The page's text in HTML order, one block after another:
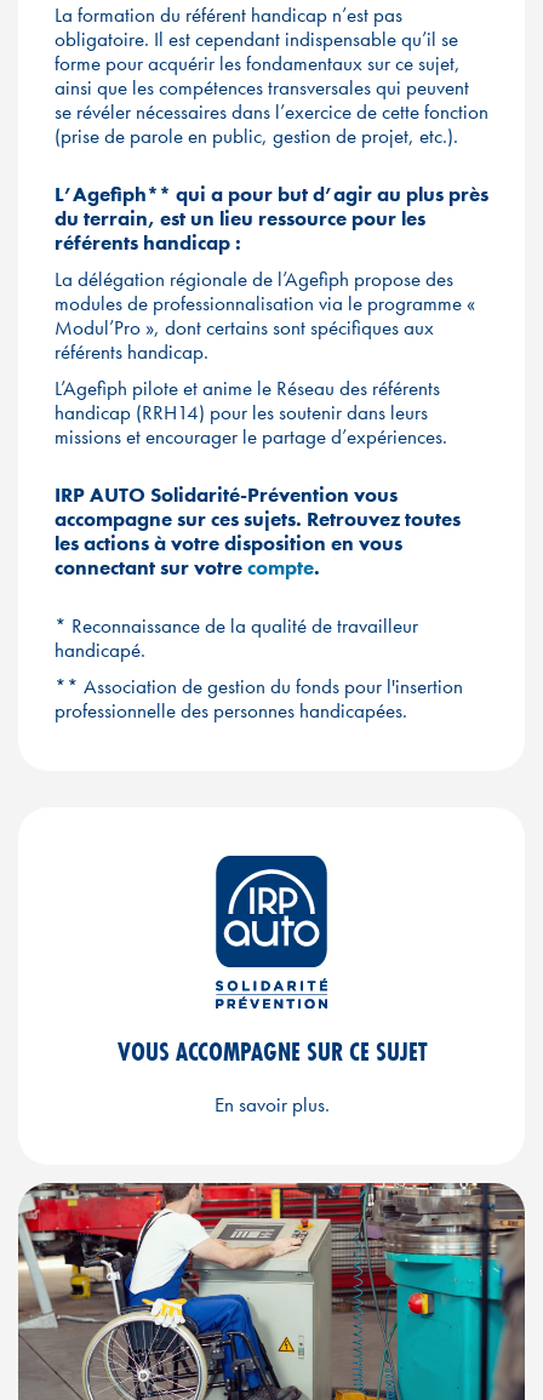
La formation du référent handicap n’est pas
obligatoire. Il est cependant indispensable qu’il se
forme pour acquérir les fondamentaux sur ce sujet,
ainsi que les compétences transversales qui peuvent
se révéler nécessaires dans l’exercice de cette fonction
(prise de parole en public, gestion de projet, etc.).
L’Agefiph** qui a pour but d’agir au plus près
du terrain, est un lieu ressource pour les
référents handicap :
La délégation régionale de l’Agefiph propose des
modules de professionnalisation via le programme «
Modul’Pro », dont certains sont spécifiques aux
référents handicap.
L’Agefiph pilote et anime le Réseau des référents
handicap (RRH14) pour les soutenir dans leurs
missions et encourager le partage d’expériences.
IRP AUTO Solidarité-Prévention vous
accompagne sur ces sujets. Retrouvez toutes
les actions à votre disposition en vous
connectant sur votrecompte.
* Reconnaissance de la qualité de travailleur
handicapé.
** Association de gestion du fonds pour l'insertion
professionnelle des personnes handicapées.
VOUS ACCOMPAGNE SUR CE SUJET
En savoir plus.